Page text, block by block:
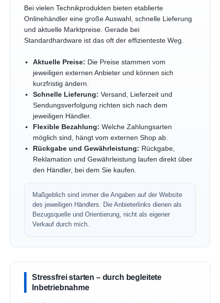
Bei vielen Technikprodukten bieten etablierte
Onlinehändler eine große Auswahl, schnelle Lieferung
und aktuelle Marktpreise. Gerade bei
Standardhardware ist das oft der effizienteste Weg.
Aktuelle Preise: Die Preise stammen vom
jeweiligen externen Anbieter und können sich
kurzfristig ändern.
Schnelle Lieferung: Versand, Lieferzeit und
Sendungsverfolgung richten sich nach dem
jeweiligen Händler.
Flexible Bezahlung: Welche Zahlungsarten
möglich sind, hängt vom externen Shop ab.
Rückgabe und Gewährleistung: Rückgabe,
Reklamation und Gewährleistung laufen direkt über
den Händler, bei dem Sie kaufen.
Maßgeblich sind immer die Angaben auf der Website
des jeweiligen Händlers. Die Anbieterlinks dienen als
Bezugsquelle und Orientierung, nicht als eigener
Verkauf durch mich.
Stressfrei starten – durch begleitete
Inbetriebnahme